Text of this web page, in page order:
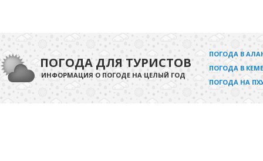
ПОГОДА ДЛЯ ТУРИСТОВ
ИНФОРМАЦИЯ О ПОГОДЕ НА ЦЕЛЫЙ ГОД
ПОГОДА В
ПОГОДА В
ПОГОДА НА